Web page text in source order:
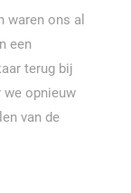
waren ons al
een
terug bij
we opnieuw
van de